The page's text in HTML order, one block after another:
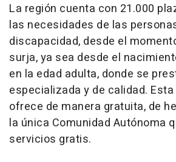
La región cuenta con 21.000
las necesidades de las
discapacidad, desde el
surja, ya sea desde el
en la edad adulta, donde se
especializada y de calidad.
ofrece de manera gratuita, de
la única Comunidad Autónoma
servicios gratis.